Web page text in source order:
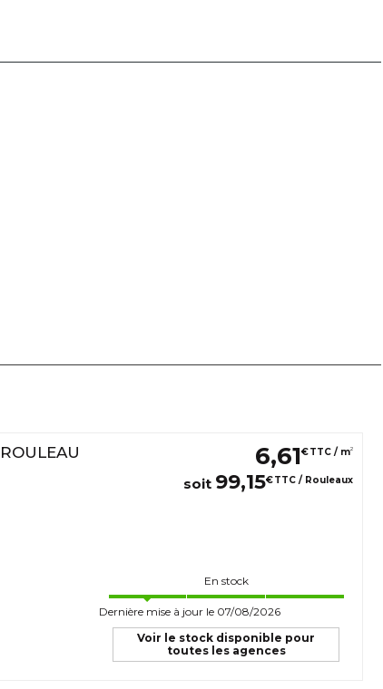
6,61€TTC / m2
soit 99,15€TTC / Rouleaux
En stock
Dernière mise à jour le 07/08/2026
Voir le stock disponible pour
toutes les agences